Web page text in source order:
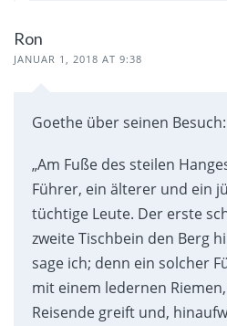
Ron
JANUAR 1, 2018 AT 9:38
Goethe über seinen Besuch:
„Am Fuße des steilen
Führer, ein älterer und ein
tüchtige Leute. Der erste
zweite Tischbein den Berg
sage ich; denn ein solcher
mit einem ledernen
Reisende greift und,